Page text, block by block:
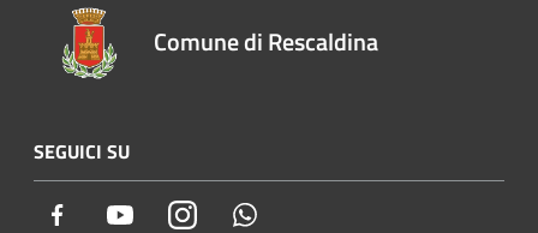
Comune di Rescaldina
SEGUICI SU
Facebook YoutubeInstagram